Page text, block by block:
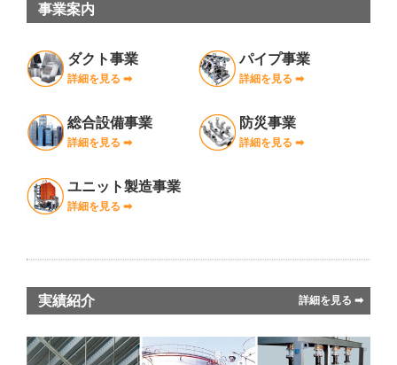
事業案内
ダクト事業
詳細を見る ➡︎
パイプ事業
詳細を見る ➡︎
総合設備事業
詳細を見る ➡︎
防災事業
詳細を見る ➡︎
ユニット製造事業
詳細を見る ➡︎
実績紹介 詳細を見る ➡︎